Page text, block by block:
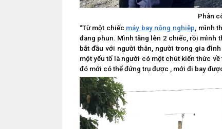
Phân
“Từ một chiếc máy bay nông nghiệp, mình
đang phun. Mình tăng lên 2 chiếc, rồi mình
bắt đầu với người thân, người trong gia
một yếu tố là người có một chút kiến thức
đó mới có thể đứng trụ được , mới đi bay